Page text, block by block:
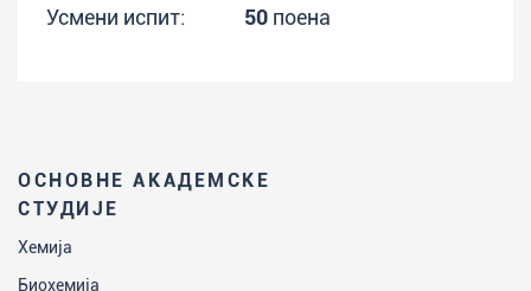
ОСНОВНЕ АКАДЕМСКЕ
СТУДИЈЕ
Хемија
Биохемија
Усмени испит: 50 поена